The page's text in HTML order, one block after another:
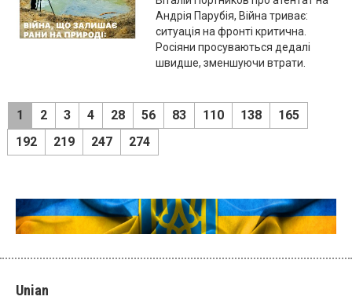
Андрія Парубія, Війна триває:
ситуація на фронті критична.
Росіяни просуваються дедалі
швидше, зменшуючи втрати.
1 2 3 4 28 56 83 110 138
165
192
219 247 274
Unian